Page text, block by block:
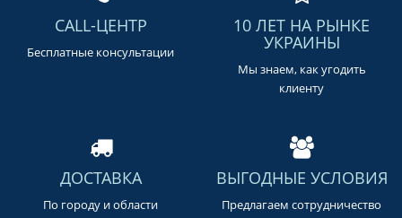
CALL-ЦЕНТР
Бесплатные консультации
10 ЛЕТ НА РЫНКЕ
УКРАИНЫ
Мы знаем, как угодить
клиенту
ДОСТАВКА
По городу и области
ВЫГОДНЫЕ УСЛОВИЯ
Предлагаем сотрудничество